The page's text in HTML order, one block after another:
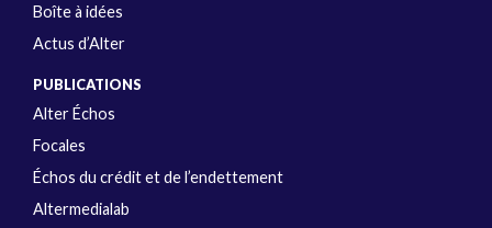
Boîte à idées
Actus d’Alter
PUBLICATIONS
Alter Échos
Focales
Échos du crédit et de l’endettement
Altermedialab